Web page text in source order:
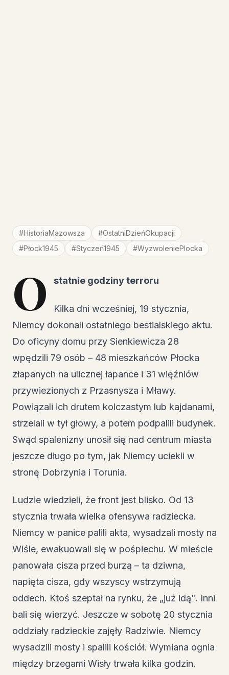
#HistoriaMazowsza #OstatniDzieńOkupacji
#Płock1945 #Styczeń1945 #WyzwoleniePlocka
O statnie godziny terroru
Kilka dni wcześniej, 19 stycznia,
Niemcy dokonali ostatniego bestialskiego aktu.
Do oficyny domu przy Sienkiewicza 28
wpędzili 79 osób – 48 mieszkańców Płocka
złapanych na ulicznej łapance i 31 więźniów
przywiezionych z Przasnysza i Mławy.
Powiązali ich drutem kolczastym lub kajdanami,
strzelali w tył głowy, a potem podpalili budynek.
Swąd spalenizny unosił się nad centrum miasta
jeszcze długo po tym, jak Niemcy uciekli w
stronę Dobrzynia i Torunia.
Ludzie wiedzieli, że front jest blisko. Od 13
stycznia trwała wielka ofensywa radziecka.
Niemcy w panice palili akta, wysadzali mosty na
Wiśle, ewakuowali się w pośpiechu. W mieście
panowała cisza przed burzą – ta dziwna,
napięta cisza, gdy wszyscy wstrzymują
oddech. Ktoś szeptał na rynku, że „już idą". Inni
bali się wierzyć. Jeszcze w sobotę 20 stycznia
oddziały radzieckie zajęły Radziwie. Niemcy
wysadzili mosty i spalili kościół. Wymiana ognia
między brzegami Wisły trwała kilka godzin.